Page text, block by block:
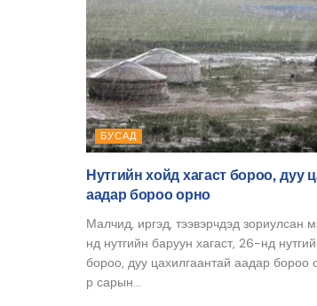
БУСАД
Нутгийн хойд хагаст бороо, дуу
аадар бороо орно
Малчид, иргэд, тээвэрчдэд зориулсан
нд нутгийн баруун хагаст, 26-нд
бороо, дуу цахилгаантай аадар бороо
р сарын...